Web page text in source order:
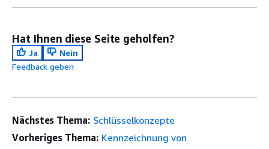
Hat Ihnen diese Seite geholfen?
Ja
Nein
Feedback geben
Nächstes Thema: Schlüsselkonzepte
Vorheriges Thema: Kennzeichnung von